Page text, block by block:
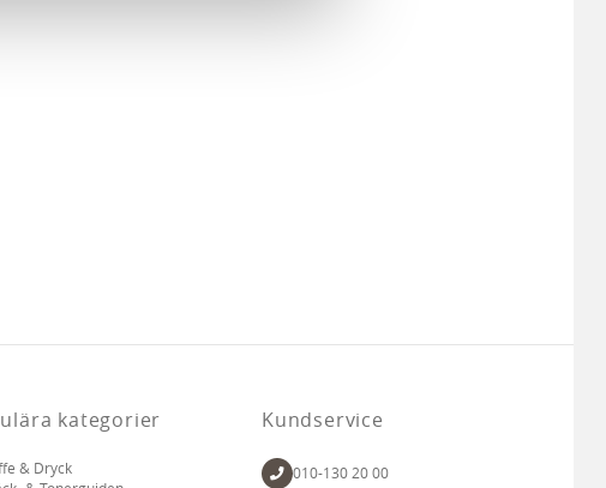
deras tjänster.
kategorier
& Dryck
Kundservice
010-130 20 00